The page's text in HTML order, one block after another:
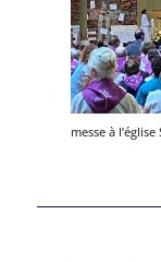
messe à